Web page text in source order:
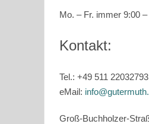
Mo. – Fr. immer 9:00
Kontakt:
Tel.: +49 511 22032793
eMail:
Groß-Buchholzer-